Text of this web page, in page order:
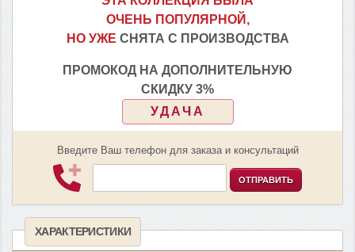
ОЧЕНЬ ПОПУЛЯРНОЙ,
НО УЖЕ СНЯТА С ПРОИЗВОДСТВА
ПРОМОКОД НА ДОПОЛНИТЕЛЬНУЮ
СКИДКУ 3%
УДАЧА
Введите Ваш телефон для заказа и консультаций
ОТПРАВИТЬ
ХАРАКТЕРИСТИКИ